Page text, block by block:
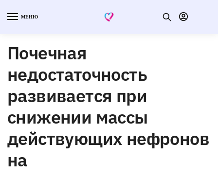
МЕНЮ
Почечная
недостаточность
развивается при
снижении массы
действующих нефронов
на